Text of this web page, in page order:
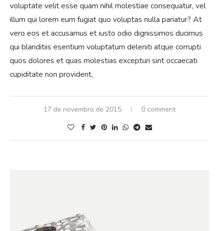
voluptate velit esse quam nihil molestiae consequatur, vel
illum qui lorem eum fugiat quo voluptas nulla pariatur? At
vero eos et accusamus et iusto odio dignissimos ducimus
qui blanditiis esentium voluptatum deleniti atque corrupti
quos dolores et quas molestias excepturi sint occaecati
cupiditate non provident,
17 de novembro de 2015 0 comment